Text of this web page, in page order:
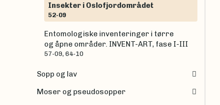
Insekter i Oslofjordområdet
52-09
Entomologiske inventeringer i tørre
og åpne områder. INVENT-ART, fase I-III
57-09, 64-10
Sopp og lav
Moser og pseudosopper